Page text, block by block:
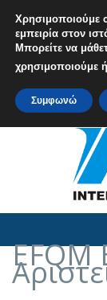
M:
EFQM
Χρησιμοποιούμε
εμπειρία στον
Μπορείτε να
χρησιμοποιούμε
Συμφωνώ